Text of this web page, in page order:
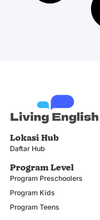
Lokasi Hub
Daftar Hub
Program Level
Program Preschoolers
Program Kids
Program Teens